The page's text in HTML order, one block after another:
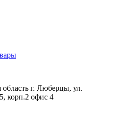
область г. Люберцы, ул.
корп.2 офис 4